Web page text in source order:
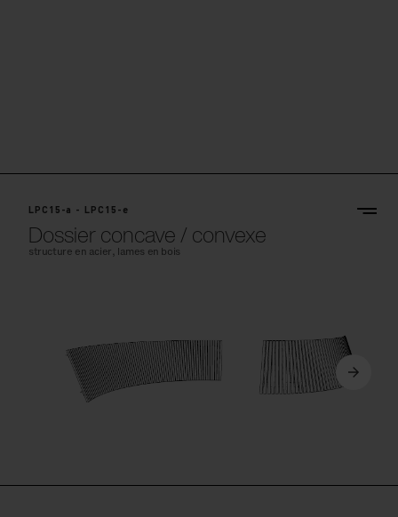
LPC15-a - LPC15-e
Dossier concave / convexe
structure en acier, lames en bois